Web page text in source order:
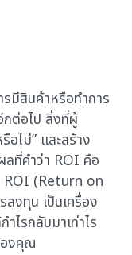
มีสินค้าหรือทำการ
กต่อไป สิ่งที่ผู้
อไม่” และสร้าง
ที่คำว่า ROI คือ
ROI (Return on
งทุน เป็นเครื่อง
ไรกลับมาเท่าไร
องคุณ